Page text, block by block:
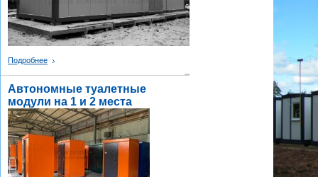
Подробнее
Автономные туалетные
модули на 1 и 2 места